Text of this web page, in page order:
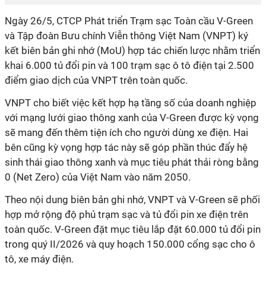
Ngày 26/5, CTCP Phát triển Trạm sạc Toàn cầu V-Green
và Tập đoàn Bưu chính Viễn thông Việt Nam (VNPT) ký
kết biên bản ghi nhớ (MoU) hợp tác chiến lược nhằm triển
khai 6.000 tủ đổi pin và 100 trạm sạc ô tô điện tại 2.500
điểm giao dịch của VNPT trên toàn quốc.
VNPT cho biết việc kết hợp hạ tầng số của doanh nghiệp
với mạng lưới giao thông xanh của V-Green được kỳ vọng
sẽ mang đến thêm tiện ích cho người dùng xe điện. Hai
bên cũng kỳ vọng hợp tác này sẽ góp phần thúc đẩy hệ
sinh thái giao thông xanh và mục tiêu phát thải ròng bằng
0 (Net Zero) của Việt Nam vào năm 2050.
Theo nội dung biên bản ghi nhớ, VNPT và V-Green sẽ phối
hợp mở rộng độ phủ trạm sạc và tủ đổi pin xe điện trên
toàn quốc. V-Green đặt mục tiêu lắp đặt 60.000 tủ đổi pin
trong quý II/2026 và quy hoạch 150.000 cổng sạc cho ô
tô, xe máy điện.